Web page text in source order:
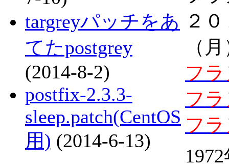
targreyパッチをあ
てたpostgrey
(2014-8-2)
postfix-2.3.3-
sleep.patch(CentOS
用) (2014-6-13)
２
（
フ
フ
フ